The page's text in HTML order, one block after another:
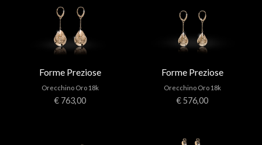
Forme Preziose
Orecchino Oro 18k
€ 763,00
Forme Preziose
Orecchino Oro 18k
€ 576,00